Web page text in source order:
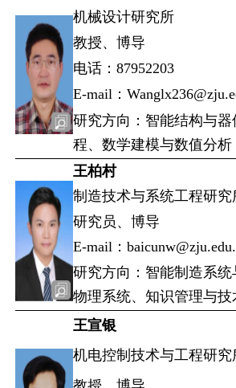
机械设计研究所
教授、博导
电话：87952203
E-mail：
研究方向：智能结构与器
程、数学建模与数值分析
王柏村
制造技术与系统工程研究
研究员、博导
E-mail：
研究方向：智能制造系
物理系统、知识管理与技
王宣银
机电控制技术与工程研究